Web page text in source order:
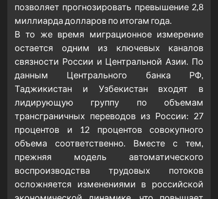
позволяет прогнозировать превышение 2,8
миллиарда долларов по итогам года.
В то же время миграционное измерение
остается одним из ключевых каналов
связности России и Центральной Азии. По
данным Центрального банка РФ,
Таджикистан и Узбекистан входят в
лидирующую группу по объемам
трансграничных переводов из России: 27
процентов и 12 процентов совокупного
объема соответственно. Вместе с тем,
прежняя модель автоматического
воспроизводства трудовых потоков
осложняется изменениями в российской